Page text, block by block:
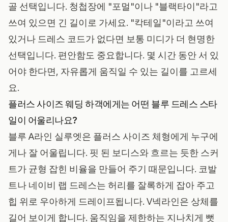
골 선택입니다. 청첩장에 "포멀"이나 "블랙타이"라고
쓰여 있으면 긴 길이로 가세요. "칵테일"이라고 쓰여
있거나 드레스 코드가 없다면 보통 미디가 더 현명한
선택입니다. 편안함도 중요합니다. 몇 시간 동안 서 있
어야 한다면, 자유롭게 움직일 수 있는 길이를 고르세
요.
플러스 사이즈 웨딩 하객에게는 어떤 블루 드레스 스타
일이 어울리나요?
블루 A라인 실루엣은 플러스 사이즈 체형에게 누구에
게나 잘 어울립니다. 핏 된 보디스와 흐르는 듯한 스커
트가 균형 잡힌 비율을 만들어 주기 때문입니다. 코발
트나 네이비 랩 드레스는 허리를 잘록하게 잡아 주고
힙 위로 우아하게 드레이프됩니다. V넥라인은 상체를
길어 보이게 합니다. 움직임을 제한하는 지나치게 뻣